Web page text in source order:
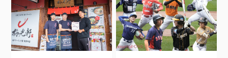
4連覇を狙い最…